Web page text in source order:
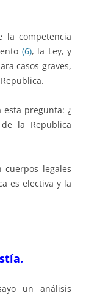
la competencia
(6), la Ley, y
casos graves,
esta pregunta: ¿
la Republica
cuerpos legales
es electiva y la
un análisis